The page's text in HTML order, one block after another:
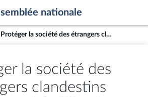
nationale
Protéger la société des étrangers clandestins dangereux et faciliter leur expulsion
la société des
clandestins